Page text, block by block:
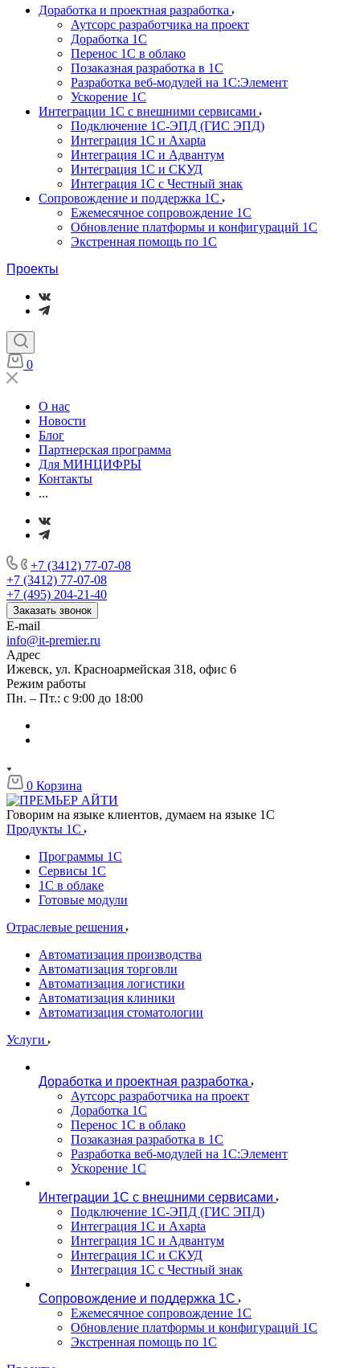
Доработка и проектная разработка
Аутсорс разработчика на проект
Доработка 1С
Перенос 1С в облако
Позаказная разработка в 1С
Разработка веб-модулей на 1С:Элемент
Ускорение 1С
Интеграции 1С с внешними сервисами
Подключение 1С-ЭПД (ГИС ЭПД)
Интеграция 1С и Axapta
Интеграция 1С и Адвантум
Интеграция 1С и СКУД
Интеграция 1С с Честный знак
Сопровождение и поддержка 1С
Ежемесячное сопровождение 1С
Обновление платформы и конфигураций 1С
Экстренная помощь по 1С
Проекты
0
О нас
Новости
Блог
Партнерская программа
Для МИНЦИФРЫ
Контакты
...
+7 (3412) 77-07-08
+7 (3412) 77-07-08
+7 (495) 204-21-40
Заказать звонок
E-mail
info@it-premier.ru
Адрес
Ижевск, ул. Красноармейская 318, офис 6
Режим работы
Пн. – Пт.: с 9:00 до 18:00
0 Корзина
Говорим на языке клиентов, думаем на языке 1С
Продукты 1C
Программы 1С
Сервисы 1С
1С в облаке
Готовые модули
Отраслевые решения
Автоматизация производства
Автоматизация торговли
Автоматизация логистики
Автоматизация клиники
Автоматизация стоматологии
Услуги
Доработка и проектная разработка
Аутсорс разработчика на проект
Доработка 1С
Перенос 1С в облако
Позаказная разработка в 1С
Разработка веб-модулей на 1С:Элемент
Ускорение 1С
Интеграции 1С с внешними сервисами
Подключение 1С-ЭПД (ГИС ЭПД)
Интеграция 1С и Axapta
Интеграция 1С и Адвантум
Интеграция 1С и СКУД
Интеграция 1С с Честный знак
Сопровождение и поддержка 1С
Ежемесячное сопровождение 1С
Обновление платформы и конфигураций 1С
Экстренная помощь по 1С